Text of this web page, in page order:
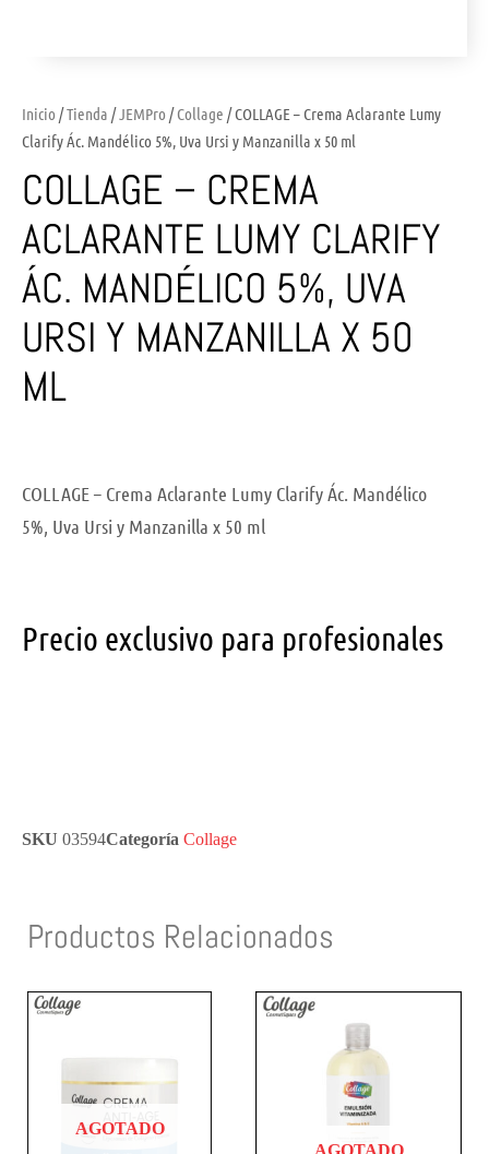
Inicio /Tienda /JEMPro /Collage / COLLAGE – Crema Aclarante Lumy
Clarify Ác. Mandélico 5%, Uva Ursi y Manzanilla x 50 ml
COLLAGE – CREMA
ACLARANTE LUMY CLARIFY
ÁC. MANDÉLICO 5%, UVA
URSI Y MANZANILLA X 50
ML
COLLAGE – Crema Aclarante Lumy Clarify Ác. Mandélico
5%, Uva Ursi y Manzanilla x 50 ml
Precio exclusivo para profesionales
SKU 03594Categoría Collage
Productos Relacionados
AGOTADO